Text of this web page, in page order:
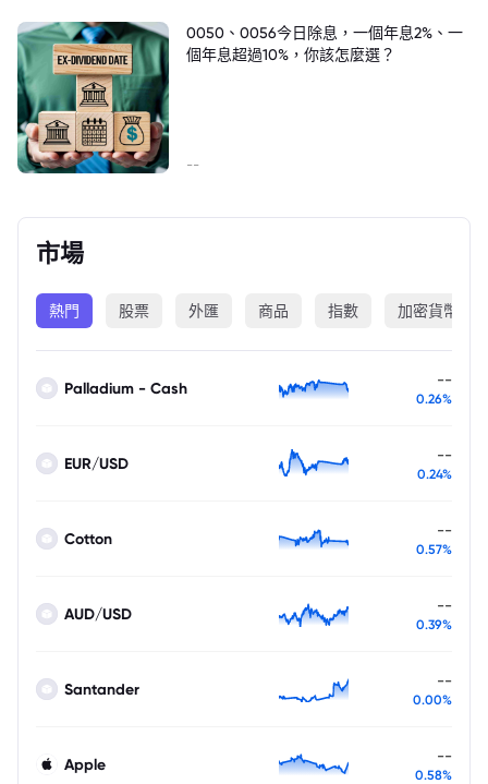
市場
熱門 股票 外匯 商品 指數 加密貨幣
Palladium - Cash --
0.26%
EUR/USD --
0.24%
Cotton --
0.57%
AUD/USD --
0.39%
Santander --
0.00%
Apple --
0.58%
0050、0056今日除息，一個年息2%、一
個年息超過10%，你該怎麼選？
--